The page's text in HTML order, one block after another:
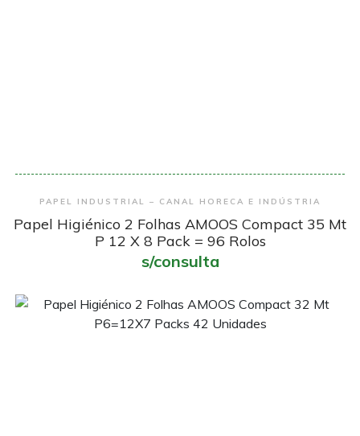
Encomendar
PAPEL INDUSTRIAL – CANAL HORECA E INDÚSTRIA
Papel Higiénico 2 Folhas AMOOS Compact 35 Mt
P 12 X 8 Pack = 96 Rolos
s/consulta